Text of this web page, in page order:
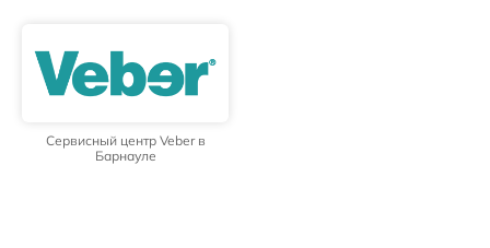
Сервисный центр Veber в
Барнауле